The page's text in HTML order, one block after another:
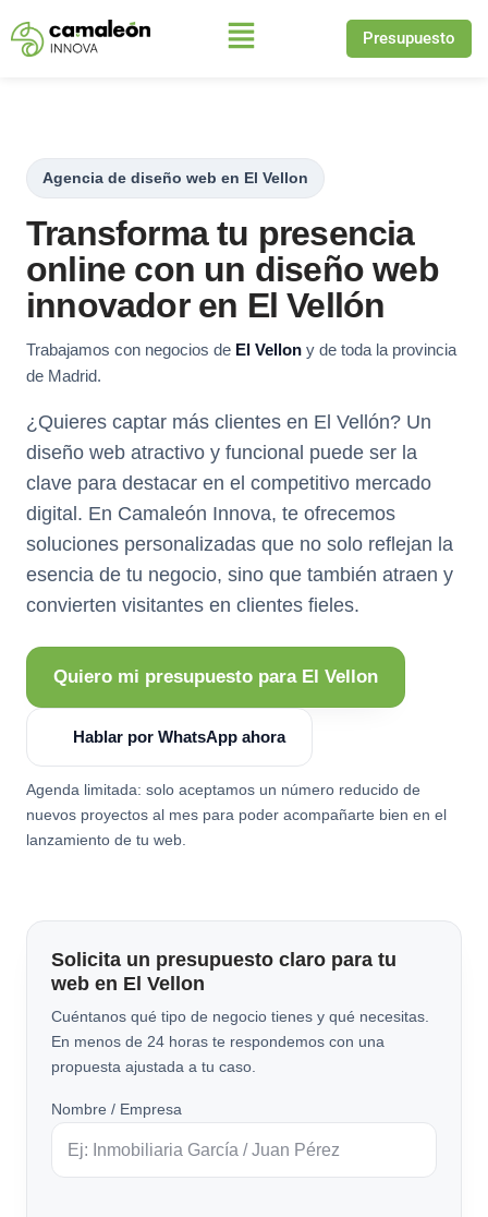
Saltar
Presupuesto
Agencia de diseño web en El Vellon
Transforma tu presencia
online con un diseño web
innovador en El Vellón
Trabajamos con negocios de El Vellon y de toda la provincia
de Madrid.
¿Quieres captar más clientes en El Vellón? Un
diseño web atractivo y funcional puede ser la
clave para destacar en el competitivo mercado
digital. En Camaleón Innova, te ofrecemos
soluciones personalizadas que no solo reflejan la
esencia de tu negocio, sino que también atraen y
convierten visitantes en clientes fieles.
Quiero mi presupuesto para El Vellon
Hablar por WhatsApp ahora
Agenda limitada: solo aceptamos un número reducido de
nuevos proyectos al mes para poder acompañarte bien en el
lanzamiento de tu web.
Solicita un presupuesto claro para tu
web en El Vellon
Cuéntanos qué tipo de negocio tienes y qué necesitas.
En menos de 24 horas te respondemos con una
propuesta ajustada a tu caso.
Nombre / Empresa